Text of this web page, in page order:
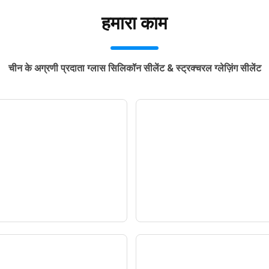
हमारा काम
चीन के अग्रणी प्रदाता ग्लास सिलिकॉन सीलेंट & स्ट्रक्चरल ग्लेज़िंग सीलेंट